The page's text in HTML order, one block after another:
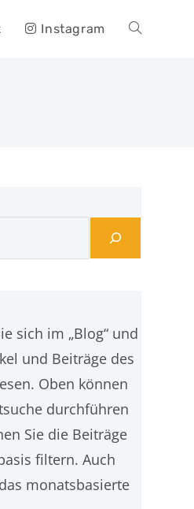
Instagram
sich im „Blog“ und
und Beiträge des
Oben können
durchführen
Sie die Beiträge
filtern. Auch
monatsbasierte